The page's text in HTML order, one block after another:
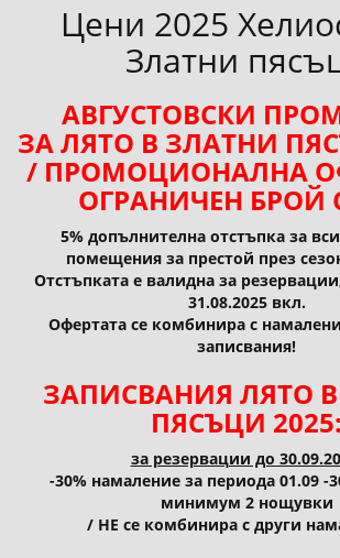
Цени 2025
Златни
АВГУСТОВСКИ
ЗА ЛЯТО В ЗЛАТНИ
/ ПРОМОЦИОНАЛНА
ОГРАНИЧЕН БРОЙ
5% допълнителна отстъпка за
помещения за престой през
Отстъпката е валидна за
31.08.2025 вкл.
Офертата се комбинира с
записвания!
ЗАПИСВАНИЯ ЛЯТО
ПЯСЪЦИ 2025:
за резервации до
-30% намаление за периода 01.09 -
минимум 2 нощувки
/ НЕ се комбинира с други